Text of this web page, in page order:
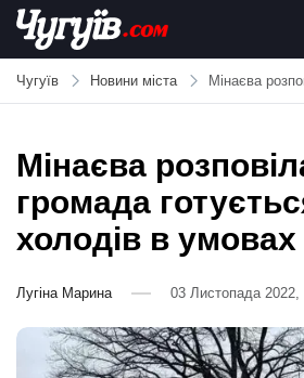
Skip
content
Chuguiv
Чугуїв Новини міста Мінаєва розповіла, як
Мінаєва
громада
холодів в умовах
Лугіна Марина 03 Листопада 2022,